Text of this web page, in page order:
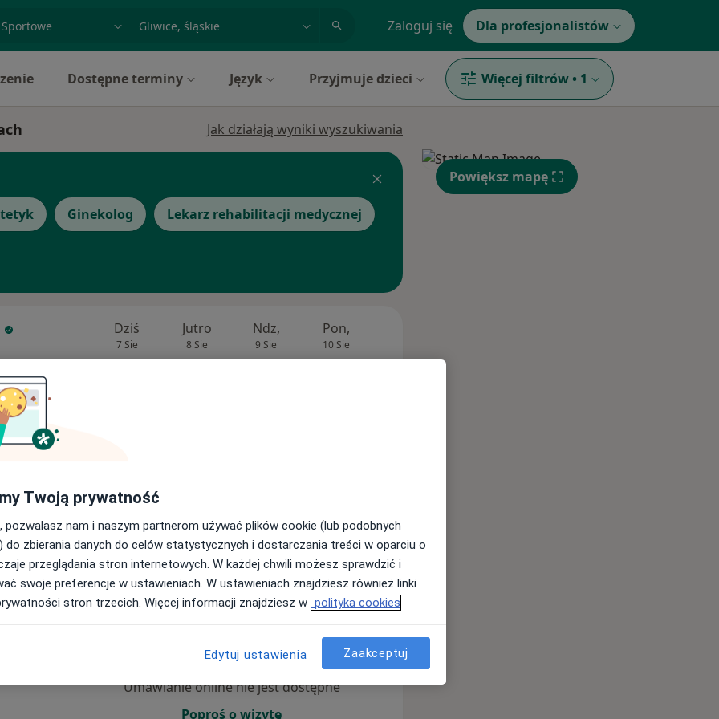
miasto lub dzielnica Zaloguj się Dla profesjonalistów
Dostępne terminy Język Przyjmuje dzieci Więcej filtrów • 1
Jak działają wyniki wyszukiwania
Ginekolog Lekarz rehabilitacji medycznej
(kolejna wizyta) 240 zł
Dziś
7 Sie
Jutro
8 Sie
Ndz,
9 Sie
Pon,
10 Sie
Ndz, Pon, Wt,
Umawianie online nie jest dostępne
Poproś o wizytę
Powiększ mapę
Twoją prywatność
pozwalasz nam i naszym partnerom używać plików cookie (lub podobnych
do zbierania danych do celów statystycznych i dostarczania treści w oparciu o
przeglądania stron internetowych. W każdej chwili możesz sprawdzić i
swoje preferencje w ustawieniach. W ustawieniach znajdziesz również linki
stron trzecich. Więcej informacji znajdziesz w polityka cookies
Edytuj ustawienia Zaakceptuj